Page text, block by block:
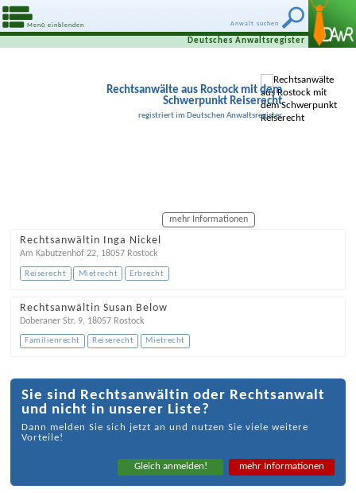
Anwalt suchen
Menü einblenden
Deutsches Anwaltsregister
Rechtsanwälte aus Rostock mit dem
Schwerpunkt Reiserecht
registriert im Deutschen Anwaltsregister
mehr Informationen
Rechtsanwältin Inga Nickel
Am Kabutzenhof 22, 18057 Rostock
Reiserecht Mietrecht Erbrecht
Rechtsanwältin Susan Below
Doberaner Str. 9, 18057 Rostock
Familienrecht Reiserecht Mietrecht
Sie sind Rechtsanwältin oder Rechtsanwalt
und nicht in unserer Liste?
Dann melden Sie sich jetzt an und nutzen Sie viele weitere
Vorteile!
Gleich anmelden! mehr Informationen